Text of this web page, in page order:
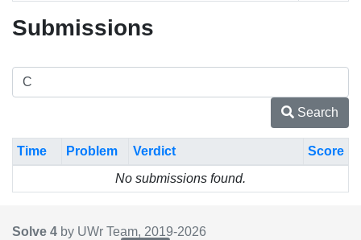
Submissions
Search
Time Problem Verdict
Score
No submissions found.
Solve 4 by UWr Team, 2019-2026